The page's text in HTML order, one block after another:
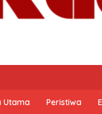
Utama Peristiwa